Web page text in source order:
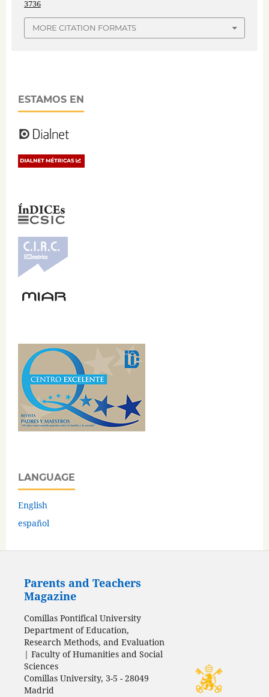
3736
MORE CITATION FORMATS
ESTAMOS EN
LANGUAGE
English
español
Parents and Teachers
Magazine
Comillas Pontifical University
Department of Education,
Research Methods, and Evaluation
| Faculty of Humanities and Social
Sciences
Comillas University, 3-5 - 28049
Madrid